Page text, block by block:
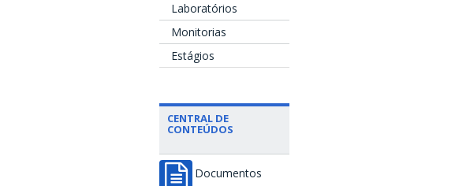
Laboratórios
Monitorias
Estágios
CENTRAL DE
CONTEÚDOS
Documentos